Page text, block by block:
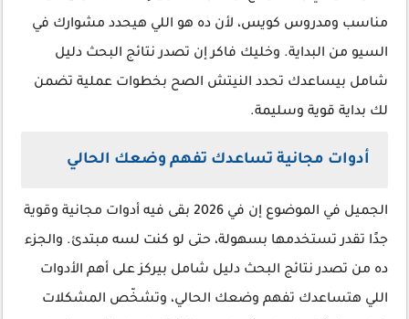
مناسب ومدروس كويس، لأن ده هو اللي هيحدد مشوارك في
السيو من البداية. وخليك فاكر إن تصدر نتائج البحث دليل
شامل بيساعدك تحدد النيتش الصح بخطوات عملية تضمن
لك بداية قوية وسليمة.
أدوات مجانية تساعدك تفهم وضعك الحالي
الجميل في الموضوع إن في 2026 بقى فيه أدوات مجانية وقوية
جدًا تقدر تستخدمها بسهولة، حتى لو كنت لسه مبتدئ. والجزء
ده من تصدر نتائج البحث دليل شامل بيركز على أهم الأدوات
اللي هتساعدك تفهم وضعك الحالي، وتشخّص المشكلات